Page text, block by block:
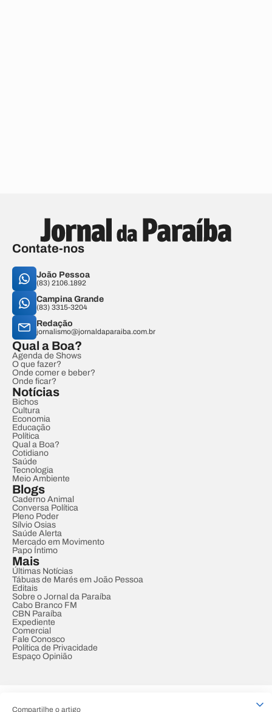
Compartilhe o artigo
Contate-nos
João Pessoa
(83) 2106.1892
Campina Grande
(83) 3315-3204
Redação
jornalismo@jornaldaparaiba.com.br
Qual a Boa?
Agenda de Shows
O que fazer?
Onde comer e beber?
Onde ficar?
Notícias
Bichos
Cultura
Economia
Educação
Política
Qual a Boa?
Cotidiano
Saúde
Tecnologia
Meio Ambiente
Blogs
Caderno Animal
Conversa Política
Pleno Poder
Sílvio Osias
Saúde Alerta
Mercado em Movimento
Papo Íntimo
Mais
Últimas Notícias
Tábuas de Marés em João Pessoa
Editais
Sobre o Jornal da Paraíba
Cabo Branco FM
CBN Paraíba
Expediente
Comercial
Fale Conosco
Política de Privacidade
Espaço Opinião